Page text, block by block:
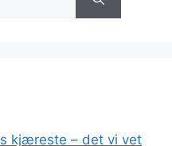
kjæreste – det vi vet